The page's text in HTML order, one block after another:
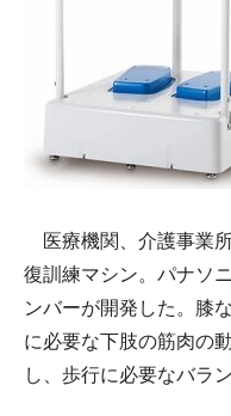
医療機関、介護事業
復訓練マシン。パナソ
ンバーが開発した。膝
に必要な下肢の筋肉の
し、歩行に必要なバラ